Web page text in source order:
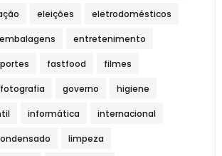
eleições eletrodomésticos
embalagens entretenimento
fastfood filmes
fotografia governo higiene
informática internacional
limpeza